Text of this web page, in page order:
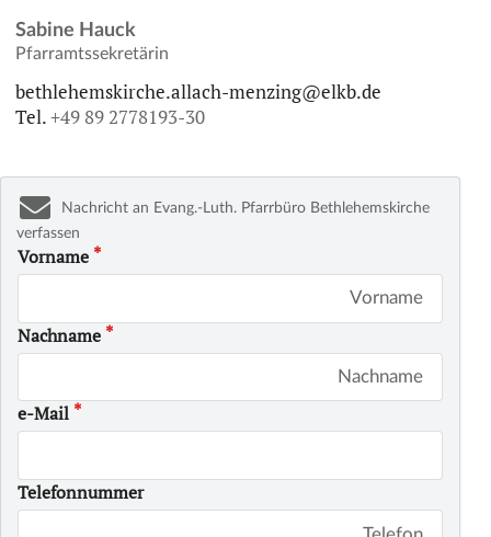
Sabine Hauck
Pfarramtssekretärin
bethlehemskirche.allach-menzing@elkb.de
Tel.+49 89 2778193-30
Nachricht an Evang.-Luth. Pfarrbüro Bethlehemskirche
verfassen
Vorname
Nachname
e-Mail
Telefonnummer